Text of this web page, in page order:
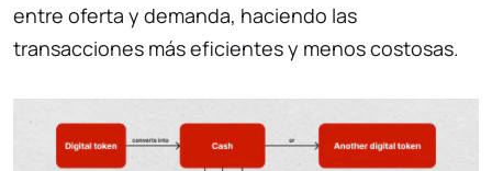
entre oferta y demanda, haciendo las
transacciones más eficientes y menos costosas.